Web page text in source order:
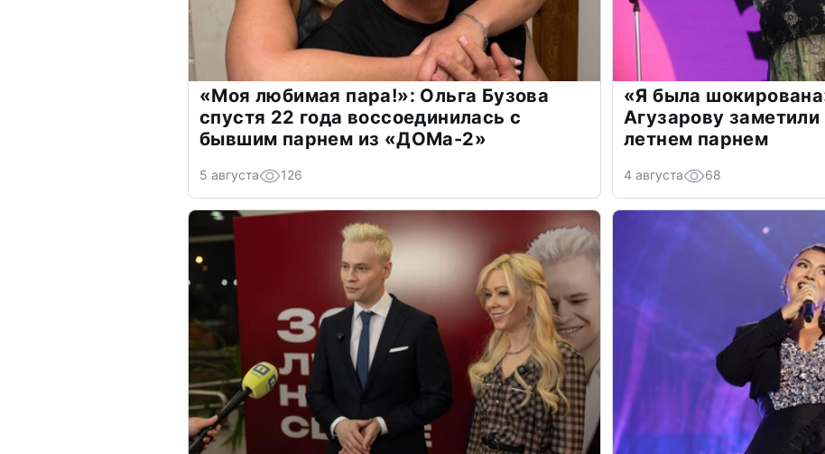
«Моя любимая пара!»: Ольга Бузова
спустя 22 года воссоединилась с
бывшим парнем из «ДОМа-2»
5 августа 126
«Я была
Агузарову
летнем парнем
4 августа 68